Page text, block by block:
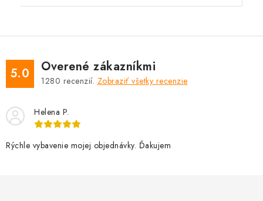
5.0 Overené zákazníkmi
1280 recenzií. Zobraziť všetky recenzie
Helena P.
Rýchle vybavenie mojej objednávky. Ďakujem